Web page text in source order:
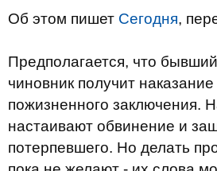
Об этом пишет Сегодня,
Предполагается, что
чиновник получит
пожизненного заключения.
настаивают обвинение и
потерпевшего. Но делать